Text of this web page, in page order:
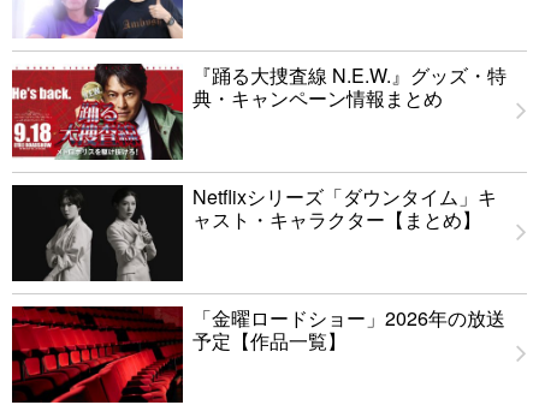
『踊る大捜査線 N.E.W.』グッズ・特
典・キャンペーン情報まとめ
Netflixシリーズ「ダウンタイム」キ
ャスト・キャラクター【まとめ】
「金曜ロードショー」2026年の放送
予定【作品一覧】